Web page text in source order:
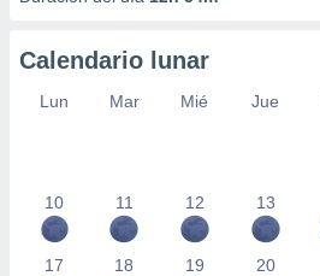
Calendario lunar
Lun Mar Mié Jue
10 11 12 13
17 18 19 20